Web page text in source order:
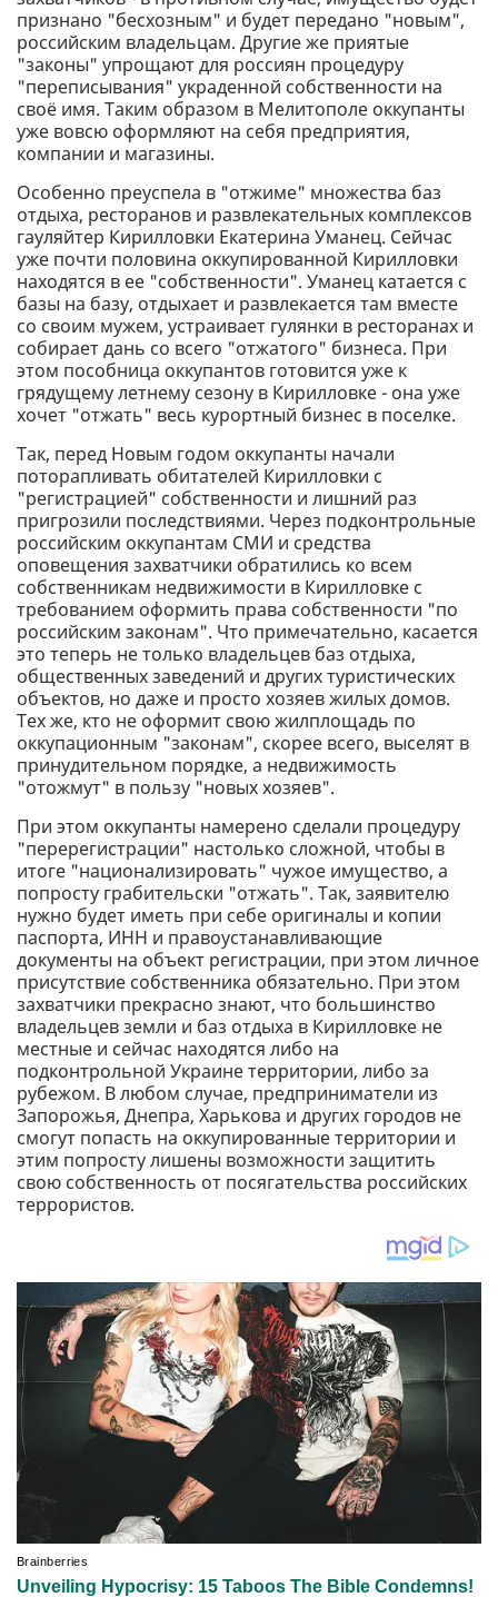
признано "бесхозным" и будет передано "новым",
российским владельцам. Другие же приятые
"законы" упрощают для россиян процедуру
"переписывания" украденной собственности на
своё имя. Таким образом в Мелитополе оккупанты
уже вовсю оформляют на себя предприятия,
компании и магазины.
Особенно преуспела в "отжиме" множества баз
отдыха, ресторанов и развлекательных комплексов
гауляйтер Кирилловки Екатерина Уманец. Сейчас
уже почти половина оккупированной Кирилловки
находятся в ее "собственности". Уманец катается с
базы на базу, отдыхает и развлекается там вместе
со своим мужем, устраивает гулянки в ресторанах и
собирает дань со всего "отжатого" бизнеса. При
этом пособница оккупантов готовится уже к
грядущему летнему сезону в Кирилловке - она уже
хочет "отжать" весь курортный бизнес в поселке.
Так, перед Новым годом оккупанты начали
поторапливать обитателей Кирилловки с
"регистрацией" собственности и лишний раз
пригрозили последствиями. Через подконтрольные
российским оккупантам СМИ и средства
оповещения захватчики обратились ко всем
собственникам недвижимости в Кирилловке с
требованием оформить права собственности "по
российским законам". Что примечательно, касается
это теперь не только владельцев баз отдыха,
общественных заведений и других туристических
объектов, но даже и просто хозяев жилых домов.
Тех же, кто не оформит свою жилплощадь по
оккупационным "законам", скорее всего, выселят в
принудительном порядке, а недвижимость
"отожмут" в пользу "новых хозяев".
При этом оккупанты намерено сделали процедуру
"перерегистрации" настолько сложной, чтобы в
итоге "национализировать" чужое имущество, а
попросту грабительски "отжать". Так, заявителю
нужно будет иметь при себе оригиналы и копии
паспорта, ИНН и правоустанавливающие
документы на объект регистрации, при этом личное
присутствие собственника обязательно. При этом
захватчики прекрасно знают, что большинство
владельцев земли и баз отдыха в Кирилловке не
местные и сейчас находятся либо на
подконтрольной Украине территории, либо за
рубежом. В любом случае, предприниматели из
Запорожья, Днепра, Харькова и других городов не
смогут попасть на оккупированные территории и
этим попросту лишены возможности защитить
свою собственность от посягательства российских
террористов.